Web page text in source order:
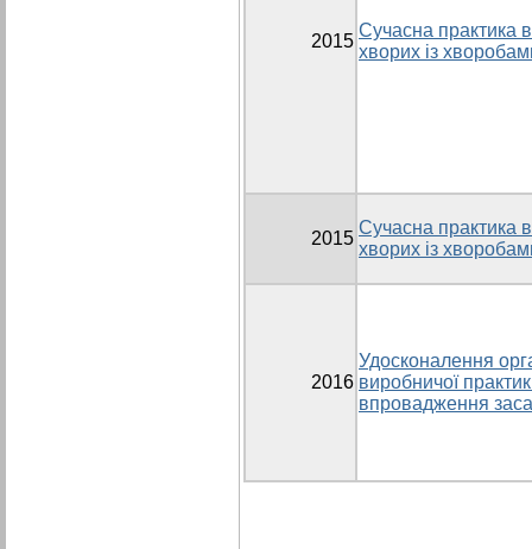
2015
Сучасна практика
хворих із
2015
Сучасна практика
хворих із
2016
Удосконалення
виробничої
впровадження